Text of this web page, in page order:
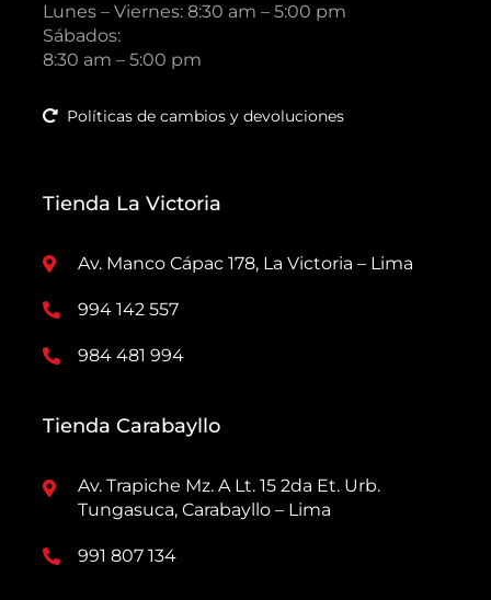
Lunes – Viernes: 8:30 am – 5:00 pm
Sábados:
8:30 am – 5:00 pm
Políticas de cambios y devoluciones
Tienda La Victoria
Av. Manco Cápac 178, La Victoria – Lima
994 142 557
984 481 994
Tienda Carabayllo
Av. Trapiche Mz. A Lt. 15 2da Et. Urb.
Tungasuca, Carabayllo – Lima
991 807 134